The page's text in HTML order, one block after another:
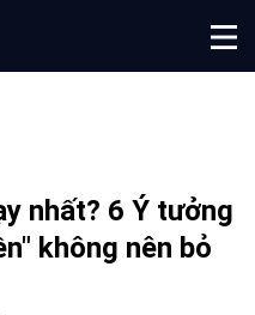
nhất? 6 Ý tưởng
không nên bỏ